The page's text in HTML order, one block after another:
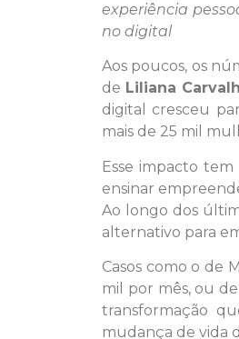
experiência
no digital
Aos poucos, os
de Liliana
digital cresceu
mais de 25 mil
Esse impacto tem
ensinar
Ao longo dos
alternativo para
Casos como o de
mil por mês, ou
transformação
mudança de vida